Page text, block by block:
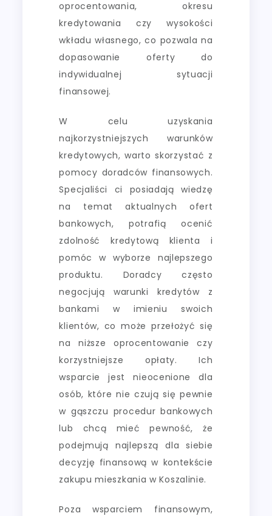
oprocentowania, okresu
kredytowania czy wysokości
wkładu własnego, co pozwala na
dopasowanie oferty do
indywidualnej sytuacji
finansowej.
W celu uzyskania
najkorzystniejszych warunków
kredytowych, warto skorzystać z
pomocy doradców finansowych.
Specjaliści ci posiadają wiedzę
na temat aktualnych ofert
bankowych, potrafią ocenić
zdolność kredytową klienta i
pomóc w wyborze najlepszego
produktu. Doradcy często
negocjują warunki kredytów z
bankami w imieniu swoich
klientów, co może przełożyć się
na niższe oprocentowanie czy
korzystniejsze opłaty. Ich
wsparcie jest nieocenione dla
osób, które nie czują się pewnie
w gąszczu procedur bankowych
lub chcą mieć pewność, że
podejmują najlepszą dla siebie
decyzję finansową w kontekście
zakupu mieszkania w Koszalinie.
Poza wsparciem finansowym,